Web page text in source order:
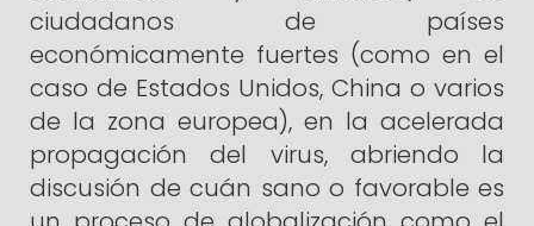
ciudadanos de países
económicamente fuertes (como en el
caso de Estados Unidos, China o varios
de la zona europea), en la acelerada
propagación del virus, abriendo la
discusión de cuán sano o favorable es